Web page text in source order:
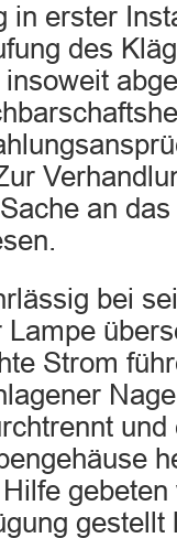
in erster
des
an
bei
Strom